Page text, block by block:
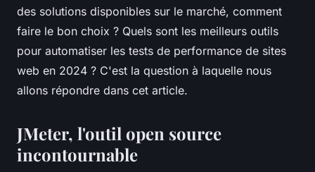
des solutions disponibles sur le marché, comment
faire le bon choix ? Quels sont les meilleurs outils
pour automatiser les tests de performance de sites
web en 2024 ? C'est la question à laquelle nous
allons répondre dans cet article.
JMeter, l'outil open source
incontournable